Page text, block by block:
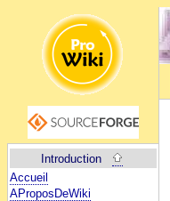
Introduction
Accueil
AProposDeWiki